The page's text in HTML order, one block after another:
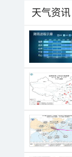
天气资讯